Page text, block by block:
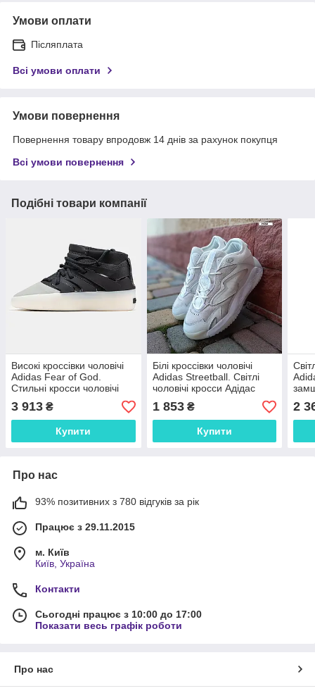
Умови оплати
Післяплата
Всі умови оплати
Умови повернення
Повернення товару впродовж 14 днів за рахунок покупця
Всі умови повернення
Подібні товари компанії
Високі кроссівки чоловічі
Adidas Fear of God.
Стильні кросси чоловічі
Адідас.
3 913 ₴
Купити
Білі кроссівки чоловічі
Adidas Streetball. Світлі
чоловічі кросси Адідас
Стрітболл.
1 853₴
Купити
2
Про нас
93% позитивних з 780 відгуків за рік
Працює з 29.11.2015
м. Київ
Київ, Україна
Контакти
Сьогодні працює з 10:00 до 17:00
Показати весь графік роботи
Про нас